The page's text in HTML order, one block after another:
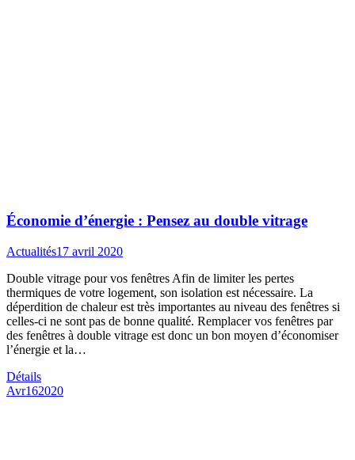
Économie d’énergie : Pensez au double vitrage
Actualités17 avril 2020
Double vitrage pour vos fenêtres Afin de limiter les pertes
thermiques de votre logement, son isolation est nécessaire. La
déperdition de chaleur est très importantes au niveau des fenêtres si
celles-ci ne sont pas de bonne qualité. Remplacer vos fenêtres par
des fenêtres à double vitrage est donc un bon moyen d’économiser
l’énergie et la…
Détails
Avr162020